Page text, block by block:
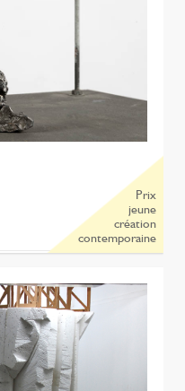
Prix
jeune
création
contemporaine